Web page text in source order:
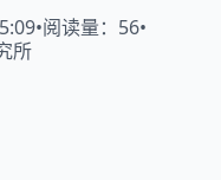
•阅读量： 56•
所